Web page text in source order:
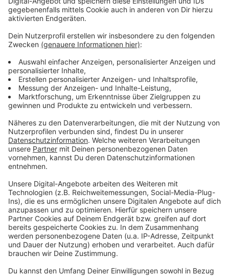
Schüler zu erhalten, damit "sie ihre iPads auch
bespielen können." Das sei nun erfolgt. Sie habe sich
mit diesen Anbietern, unter anderem Telekom,
Vodafone & Co. auf einemonatliche Daten-Flatrate
nennt sie "Bildungsflatrate".
Anzeige
Für bedürftige Schüler werde diesekostenlossein,
sagte Karliczek. Finanziert werden die Flatrates durch
das Bildungs- und Teilhabepaket für Eltern mit
geringem Einkommen. Für Karliczek kommt es nun
Schritte für die kostengünstige Surfmöglichkeit
vorbereiten, damitSchülerinnen und Schüler die
Flatrate "buchen".Die nächsten Fragen müssten vor
Ort beantwortet werden, sagte sie.
Anzeige